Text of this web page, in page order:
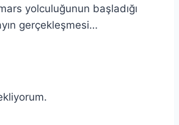
yolculuğunun başladığı
gerçekleşmesi…